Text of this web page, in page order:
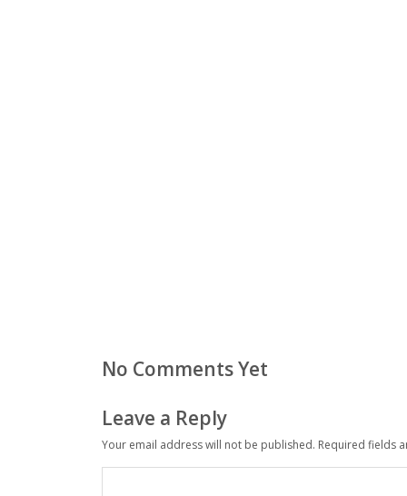
No Comments Yet
Leave a Reply
Your email address will not be published. Required fields